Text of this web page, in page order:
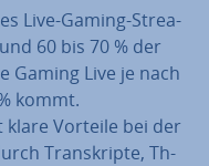
Live-Gaming-Strea­
60 bis 70 % der
Gaming Live je nach
kommt.
klare Vorteile bei der
Tran­skrip­te, Th­